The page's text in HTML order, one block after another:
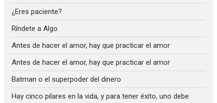
¿Eres paciente?
Ríndete a Algo
Antes de hacer el amor, hay que practicar el amor
Antes de hacer el amor, hay que practicar el amor
Batman o el superpoder del dinero
Hay cinco pilares en la vida, y para tener éxito, uno debe